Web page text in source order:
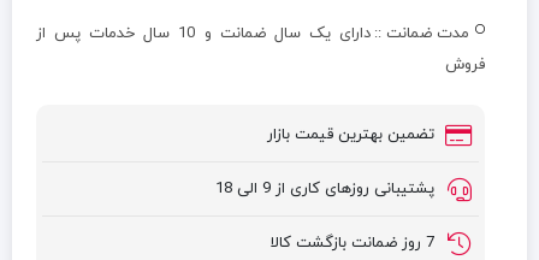
مدت ضمانت ::
دارای یک سال ضمانت و 10 سال خدمات پس از
فروش
تضمین بهترین قیمت بازار
پشتیبانی روزهای کاری از 9 الی 18
7 روز ضمانت بازگشت کالا